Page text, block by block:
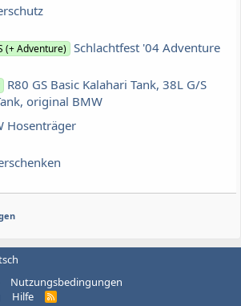
(+ Adventure) Schlachtfest '04 Adventure
R80 GS Basic Kalahari Tank, 38L G/S
original BMW
Hosenträger
Nutzungsbedingungen
Hilfe
R